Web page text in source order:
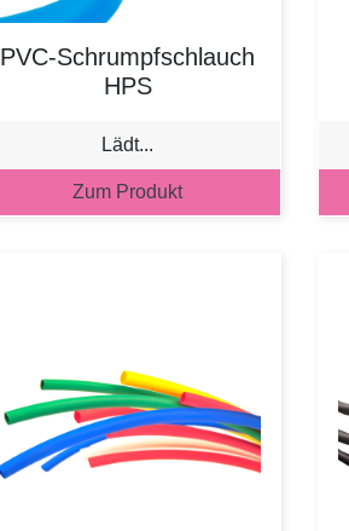
PVC-Schrumpfschlauch
HPS
Lädt...
Zum Produkt